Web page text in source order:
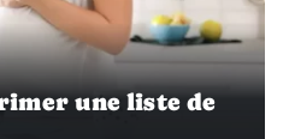
une liste de